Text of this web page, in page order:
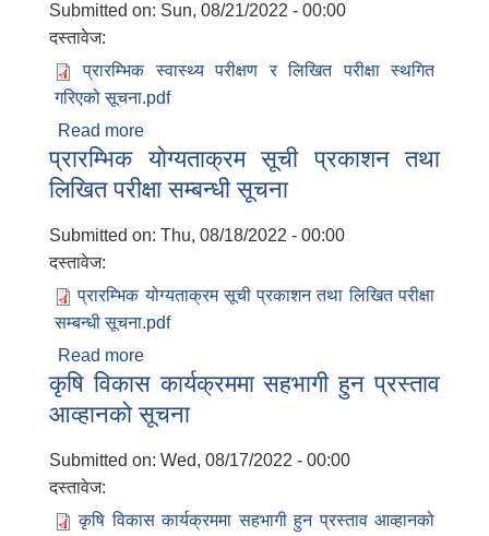
कार्यपालिकाको आठौं बैठकका निर्णयहरु सम्बन्धमा
Submitted on: Sun, 08/21/2022 - 00:00
दस्तावेज:
प्रारम्भिक स्वास्थ्य परीक्षण र लिखित परीक्षा स्थगित
गरिएको सूचना.pdf
Read more
स्थगित गरिएको सूचना
प्रारम्भिक योग्यताक्रम सूची प्रकाशन तथा
लिखित परीक्षा सम्बन्धी सूचना
Submitted on: Thu, 08/18/2022 - 00:00
दस्तावेज:
प्रारम्भिक योग्यताक्रम सूची प्रकाशन तथा लिखित परीक्षा
सम्बन्धी सूचना.pdf
Read more
लिखित परीक्षा सम्बन्धी सूचना
कृषि विकास कार्यक्रममा सहभागी हुन प्रस्ताव
आव्हानको सूचना
Submitted on: Wed, 08/17/2022 - 00:00
दस्तावेज:
कृषि विकास कार्यक्रममा सहभागी हुन प्रस्ताव आव्हानको